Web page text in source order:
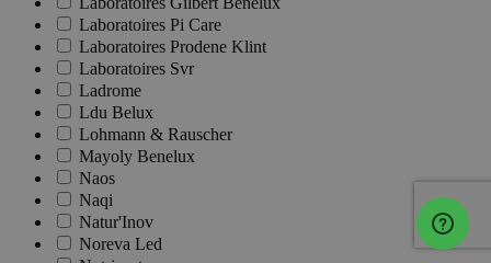
Laboratoires Pi Care
Laboratoires Prodene Klint
Laboratoires Svr
Ladrome
Ldu Belux
Lohmann & Rauscher
Mayoly Benelux
Naos
Naqi
Natur'Inov
Noreva Led